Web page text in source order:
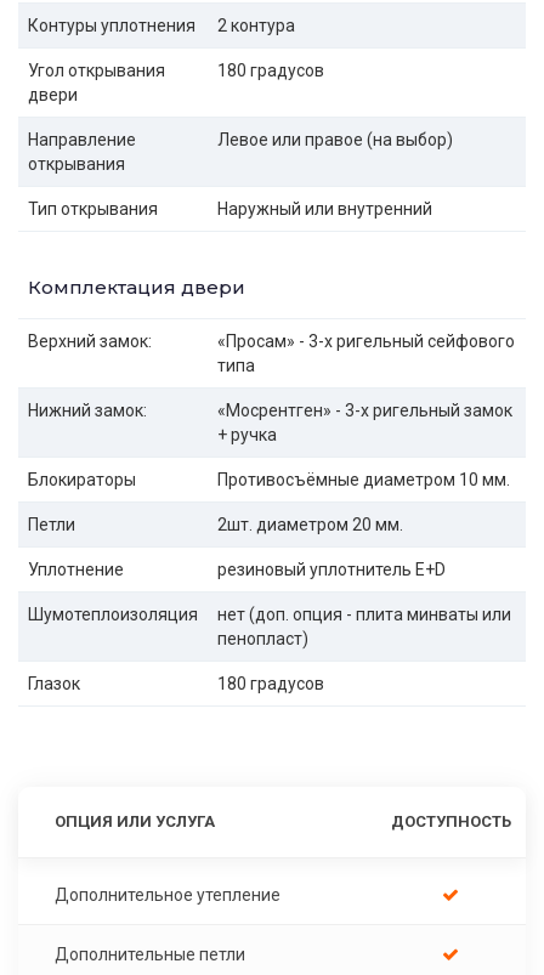
Контуры уплотнения 2 контура
Угол открывания
двери
180 градусов
Направление
открывания
Левое или правое (на выбор)
Тип открывания Наружный или внутренний
Комплектация двери
Верхний замок:
«Просам» - 3-х ригельный сейфового
типа
Нижний замок:
«Мосрентген» - 3-х ригельный замок
+ ручка
Блокираторы Противосъёмные диаметром 10 мм.
Петли 2шт. диаметром 20 мм.
Уплотнение резиновый уплотнитель E+D
Шумотеплоизоляция
нет (доп. опция - плита минваты или
пенопласт)
Глазок 180 градусов
ОПЦИЯ ИЛИ УСЛУГА ДОСТУПНОСТЬ
Дополнительное утепление
Дополнительные петли